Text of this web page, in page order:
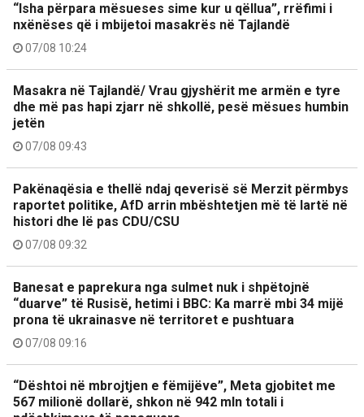
“Isha përpara mësueses sime kur u qëllua”, rrëfimi i
nxënëses që i mbijetoi masakrës në Tajlandë
07/08 10:24
Masakra në Tajlandë/ Vrau gjyshërit me armën e tyre
dhe më pas hapi zjarr në shkollë, pesë mësues humbin
jetën
07/08 09:43
Pakënaqësia e thellë ndaj qeverisë së Merzit përmbys
raportet politike, AfD arrin mbështetjen më të lartë në
histori dhe lë pas CDU/CSU
07/08 09:32
Banesat e paprekura nga sulmet nuk i shpëtojnë
“duarve” të Rusisë, hetimi i BBC: Ka marrë mbi 34 mijë
prona të ukrainasve në territoret e pushtuara
07/08 09:16
“Dështoi në mbrojtjen e fëmijëve”, Meta gjobitet me
567 milionë dollarë, shkon në 942 mln totali i